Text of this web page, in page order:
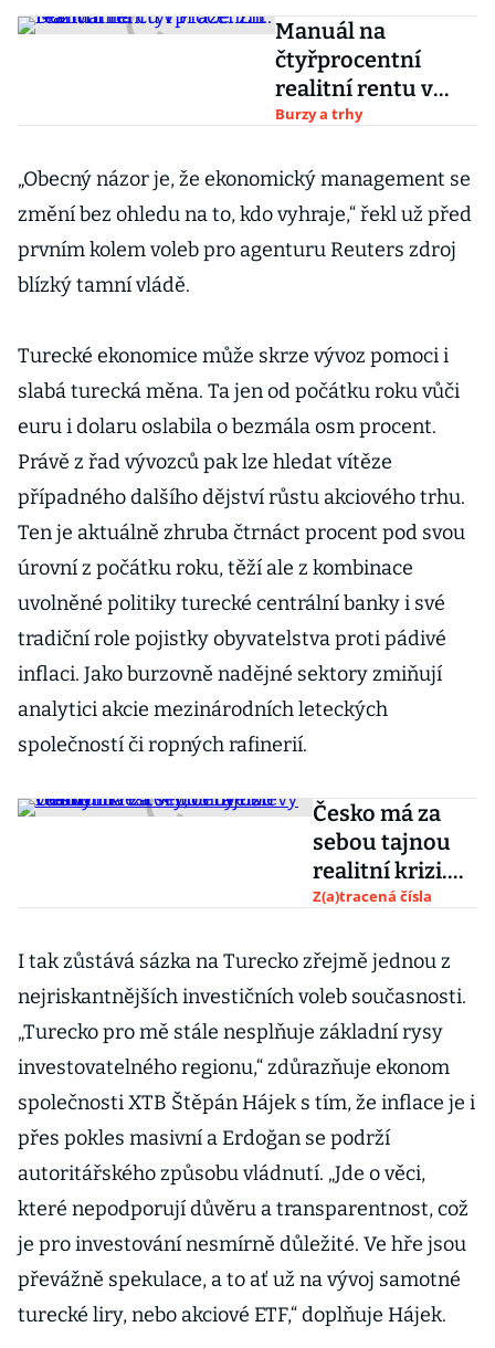
Manuál na
čtyřprocentní
realitní rentu v
Praze. Zn.:
Burzy a trhy
„Obecný názor je, že ekonomický management se
změní bez ohledu na to, kdo vyhraje,“ řekl už před
prvním kolem voleb pro agenturu Reuters zdroj
blízký tamní vládě.
Turecké ekonomice může skrze vývoz pomoci i
slabá turecká měna. Ta jen od počátku roku vůči
euru i dolaru oslabila o bezmála osm procent.
Právě z řad vývozců pak lze hledat vítěze
případného dalšího dějství růstu akciového trhu.
Ten je aktuálně zhruba čtrnáct procent pod svou
úrovní z počátku roku, těží ale z kombinace
uvolněné politiky turecké centrální banky i své
tradiční role pojistky obyvatelstva proti pádivé
inflaci. Jako burzovně nadějné sektory zmiňují
analytici akcie mezinárodních leteckých
společností či ropných rafinerií.
Česko má za
sebou tajnou
realitní krizi.
Milionové slevy
investory, ceny
už rostou
Z(a)tracená čísla
I tak zůstává sázka na Turecko zřejmě jednou z
nejriskantnějších investičních voleb současnosti.
„Turecko pro mě stále nesplňuje základní rysy
investovatelného regionu,“ zdůrazňuje ekonom
společnosti XTB Štěpán Hájek s tím, že inflace je i
přes pokles masivní a Erdoğan se podrží
autoritářského způsobu vládnutí. „Jde o věci,
které nepodporují důvěru a transparentnost, což
je pro investování nesmírně důležité. Ve hře jsou
převážně spekulace, a to ať už na vývoj samotné
turecké liry, nebo akciové ETF,“ doplňuje Hájek.